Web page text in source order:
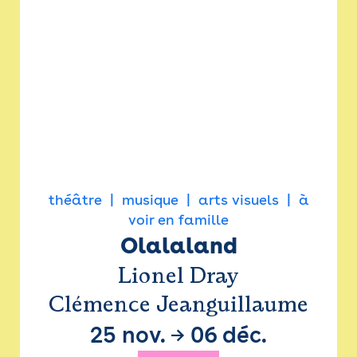
théâtre musique arts visuels
à
voir en famille
Olalaland
Lionel Dray
Clémence Jeanguillaume
25 nov. → 06 déc.